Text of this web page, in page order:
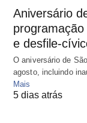
Aniversário
e desfile-
O aniversário de
agosto, incluindo
Mais
5 dias atrás